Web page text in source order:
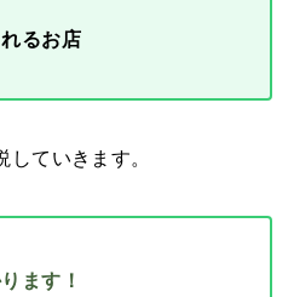
るお店
ていきます。
ます！